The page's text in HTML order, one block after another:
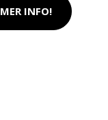
MER INFO!